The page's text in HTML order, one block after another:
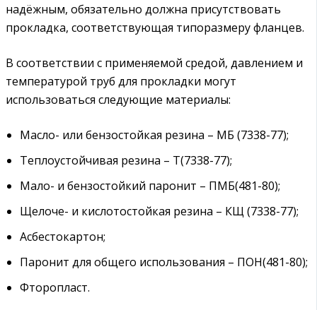
надёжным, обязательно должна присутствовать
прокладка, соответствующая типоразмеру фланцев.
В соответствии с применяемой средой, давлением и
температурой труб для прокладки могут
использоваться следующие материалы:
Масло- или бензостойкая резина – МБ (7338-77);
Теплоустойчивая резина – Т(7338-77);
Мало- и бензостойкий паронит – ПМБ(481-80);
Щелоче- и кислотостойкая резина – КЩ (7338-77);
Асбестокартон;
Паронит для общего использования – ПОН(481-80);
Фторопласт.